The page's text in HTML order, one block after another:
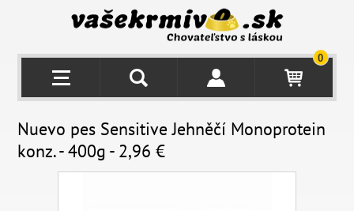
0
Nuevo pes Sensitive Jehněčí Monoprotein
konz. - 400g - 2,96 €